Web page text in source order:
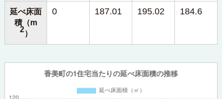
延べ床面
積（m
2）
0 187.01 195.02 184.6